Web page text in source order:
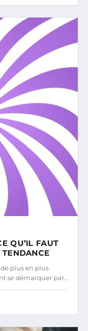
QU’IL FAUT
plus en plus
se démarquer par…